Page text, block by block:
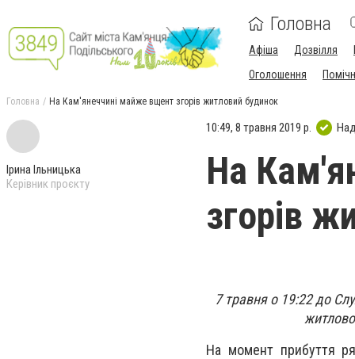
Головна
Афіша Дозвілля
Оголошення
Головна На Кам'янеччині майже вщент згорів житловий будинок
Ірина Ільницька
Керівник проєкту
10:49, 8 травня 2019 р.
На
згорів
7 травня о 19:22 до
На момент прибуття